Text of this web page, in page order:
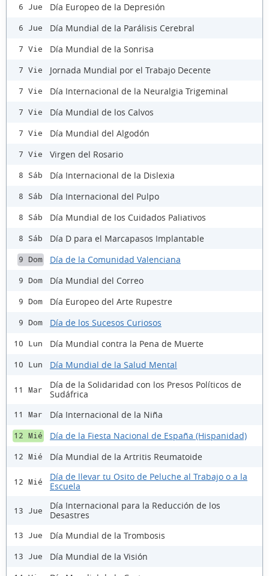
6 Jue Día Europeo de la Depresión
6 Jue Día Mundial de la Parálisis Cerebral
7 Vie Día Mundial de la Sonrisa
7 Vie Jornada Mundial por el Trabajo Decente
7 Vie Día Internacional de la Neuralgia Trigeminal
7 Vie Día Mundial de los Calvos
7 Vie Día Mundial del Algodón
7 Vie Virgen del Rosario
8 Sáb Día Internacional de la Dislexia
8 Sáb Día Internacional del Pulpo
8 Sáb Día Mundial de los Cuidados Paliativos
8 Sáb Día D para el Marcapasos Implantable
9 Dom Día de la Comunidad Valenciana
9 Dom Día Mundial del Correo
9 Dom Día Europeo del Arte Rupestre
9 Dom Día de los Sucesos Curiosos
10 Lun Día Mundial contra la Pena de Muerte
10 Lun Día Mundial de la Salud Mental
11 Mar
Día de la Solidaridad con los Presos Políticos de
Sudáfrica
11 Mar Día Internacional de la Niña
12 Mié Día de la Fiesta Nacional de España (Hispanidad)
12 Mié Día Mundial de la Artritis Reumatoide
12 Mié
Día de llevar tu Osito de Peluche al Trabajo o a la
Escuela
13 Jue
Día Internacional para la Reducción de los
Desastres
13 Jue Día Mundial de la Trombosis
13 Jue Día Mundial de la Visión